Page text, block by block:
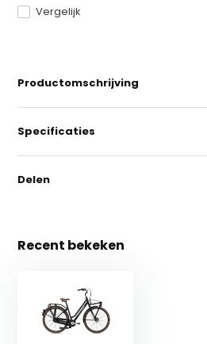
Vergelijk
Productomschrijving
Specificaties
Delen
Recent bekeken